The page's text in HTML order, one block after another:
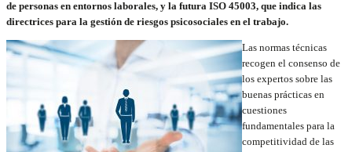
de personas en entornos laborales, y la futura ISO 45003, que indica las
directrices para la gestión de riesgos psicosociales en el trabajo.
Las normas técnicas
recogen el consenso de
los expertos sobre las
buenas prácticas en
cuestiones
fundamentales para la
competitividad de las